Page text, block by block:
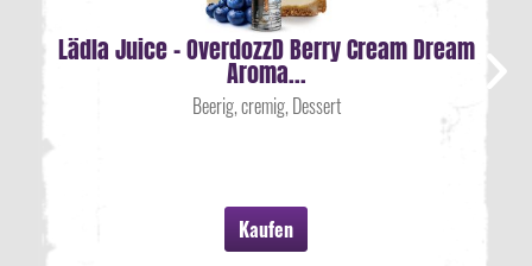
Lädla Juice - OverdozzD Berry Cream Dream
Aroma...
Beerig, cremig, Dessert
Kaufen